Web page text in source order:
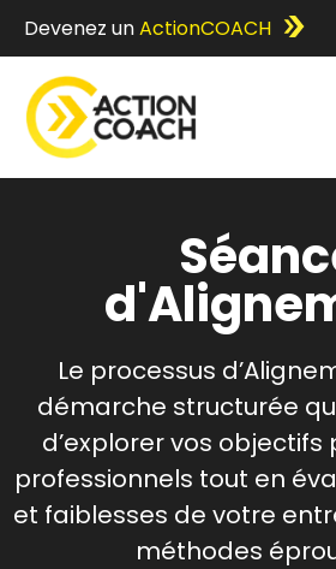
Devenez unActionCOACH
Le processus
démarche structurée
d’explorer vos
professionnels tout en
et faiblesses de votre
méthodes